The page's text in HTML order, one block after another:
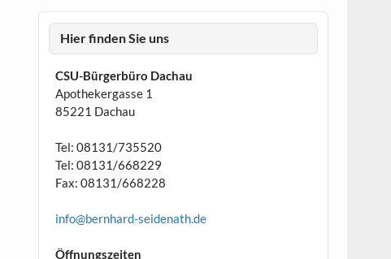
Hier finden Sie uns
CSU-Bürgerbüro Dachau
Apothekergasse 1
85221 Dachau
Tel: 08131/735520
Tel: 08131/668229
Fax: 08131/668228
info@bernhard-seidenath.de
Öffnungszeiten